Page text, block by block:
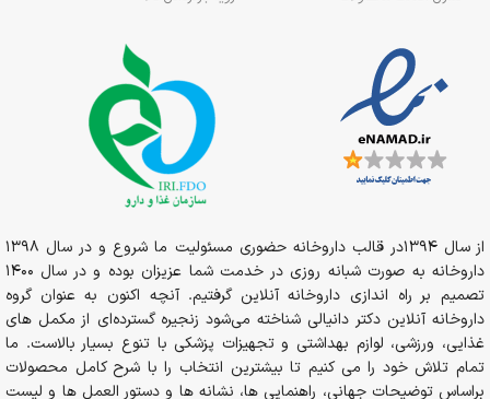
از سال 1394در قالب داروخانه حضوری مسئولیت ما شروع و در سال 1398
داروخانه به صورت شبانه روزی در خدمت شما عزیزان بوده و در سال 1400
تصمیم بر راه اندازی داروخانه آنلاین گرفتیم. آنچه اکنون به عنوان گروه
داروخانه آنلاین دکتر دانیالی شناخته می‌شود زنجیره گسترده‌ای از مکمل های
غذایی، ورزشی، لوازم بهداشتی و تجهیزات پزشکی با تنوع بسیار بالاست. ما
تمام تلاش خود را می کنیم تا بیشترین انتخاب را با شرح کامل محصولات
براساس توضیحات جهانی، راهنمایی ها، نشانه ها و دستور العمل ها و لیست